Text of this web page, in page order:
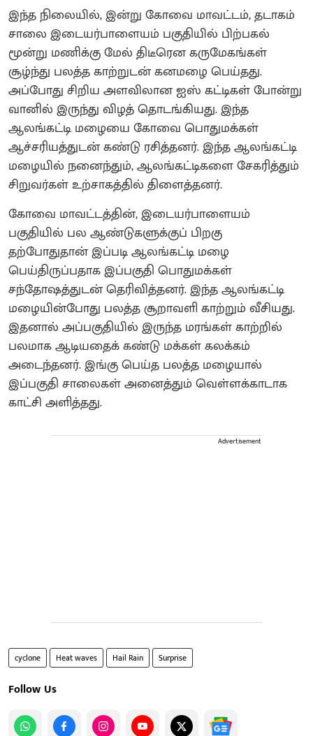
இந்த நிலையில், இன்று கோவை மாவட்டம், தடாகம்
சாலை இடையர்பாளையம் பகுதியில் பிற்பகல்
மூன்று மணிக்கு மேல் திடீரென கருமேகங்கள்
சூழ்ந்து பலத்த காற்றுடன் கனமழை பெய்தது.
அப்போது சிறிய அளவிலான ஐஸ் கட்டிகள் போன்று
வானில் இருந்து விழத் தொடங்கியது. இந்த
ஆலங்கட்டி மழையை கோவை பொதுமக்கள்
ஆச்சரியத்துடன் கண்டு ரசித்தனர். இந்த ஆலங்கட்டி
மழையில் நனைந்தும், ஆலங்கட்டிகளை சேகரித்தும்
சிறுவர்கள் உற்சாகத்தில் திளைத்தனர்.
கோவை மாவட்டத்தின், இடையர்பாளையம்
பகுதியில் பல ஆண்டுகளுக்குப் பிறகு
தற்போதுதான் இப்படி ஆலங்கட்டி மழை
பெய்திருப்பதாக இப்பகுதி பொதுமக்கள்
சந்தோஷத்துடன் தெரிவித்தனர். இந்த ஆலங்கட்டி
மழையின்போது பலத்த சூறாவளி காற்றும் வீசியது.
இதனால் அப்பகுதியில் இருந்த மரங்கள் காற்றில்
பலமாக ஆடியதைக் கண்டு மக்கள் கலக்கம்
அடைந்தனர். இங்கு பெய்த பலத்த மழையால்
இப்பகுதி சாலைகள் அனைத்தும் வெள்ளக்காடாக
காட்சி அளித்தது.
Advertisement
cyclone Heat waves Hail Rain Surprise
Follow Us